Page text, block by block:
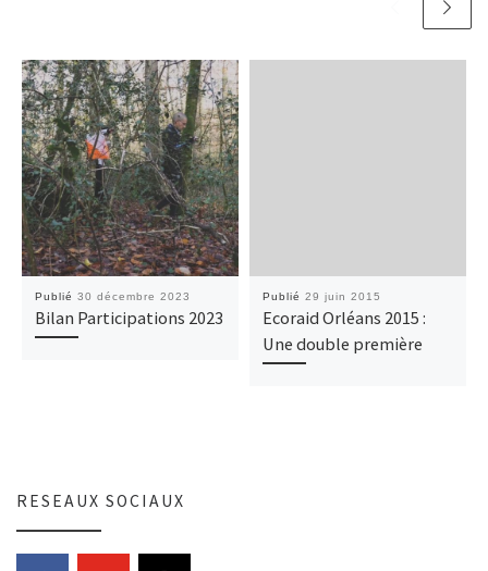
Publié 30 décembre 2023
Bilan Participations 2023
Publié 29 juin 2015
Ecoraid Orléans 2015 :
Une double première
RESEAUX SOCIAUX